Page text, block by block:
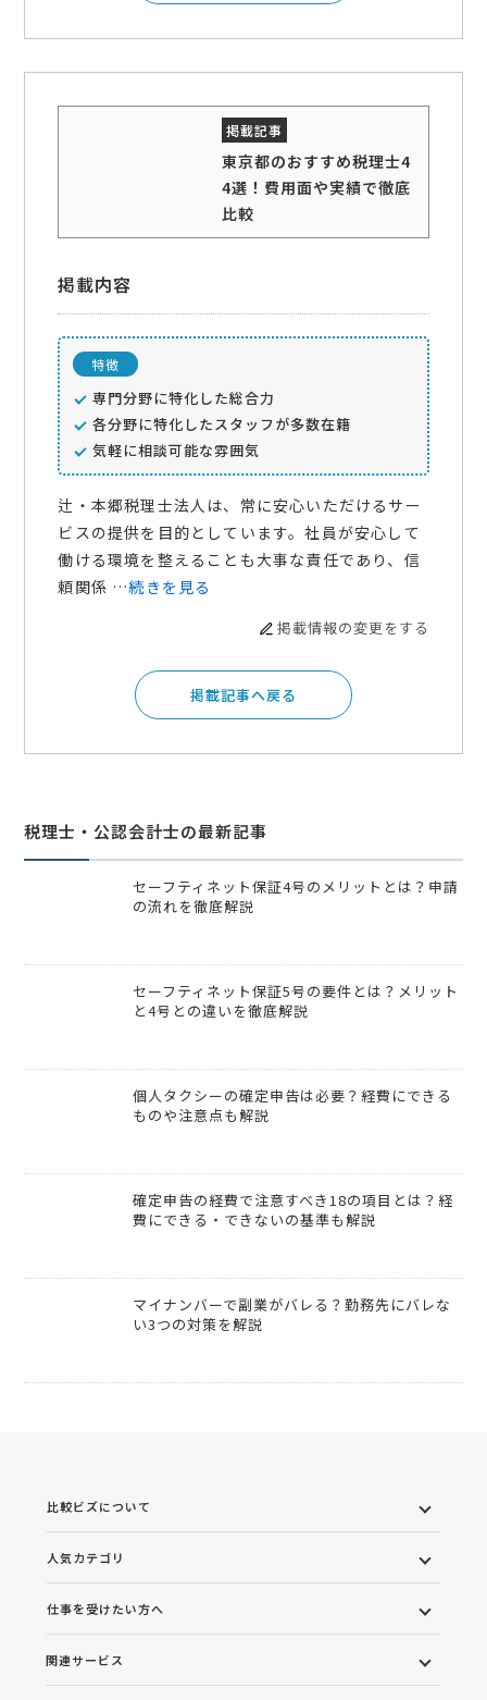
東京都のおすすめ税理士4
4選！費用面や実績で徹底
比較
掲載内容
特徴
専門分野に特化した総合力
各分野に特化したスタッフが多数在籍
気軽に相談可能な雰囲気
辻・本郷税理士法人は、常に安心いただけるサー
ビスの提供を目的としています。社員が安心して
働ける環境を整えることも大事な責任であり、信
頼関係 …続きを見る
掲載情報の変更をする
掲載記事へ戻る
税理士・公認会計士の最新記事
セーフティネット保証4号のメリットとは？申請
の流れを徹底解説
セーフティネット保証5号の要件とは？メリット
と4号との違いを徹底解説
個人タクシーの確定申告は必要？経費にできる
ものや注意点も解説
確定申告の経費で注意すべき18の項目とは？経
費にできる・できないの基準も解説
マイナンバーで副業がバレる？勤務先にバレな
い3つの対策を解説
比較ビズについて
人気カテゴリ
仕事を受けたい方へ
関連サービス